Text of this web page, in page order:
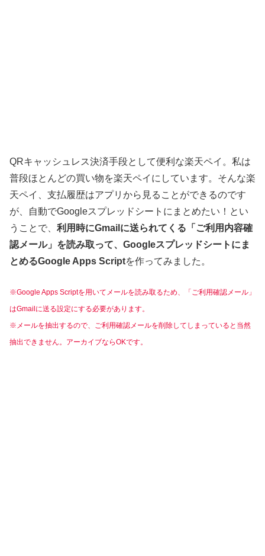
QRキャッシュレス決済手段として便利な楽天ペイ。私は
普段ほとんどの買い物を楽天ペイにしています。そんな楽
天ペイ、支払履歴はアプリから見ることができるのです
が、自動でGoogleスプレッドシートにまとめたい！とい
うことで、 利用時にGmailに送られてくる「ご利用内容確
認メール」を読み取って、Googleスプレッドシートにま
とめるGoogle Apps Scriptを作ってみました。
※Google Apps Scriptを用いてメールを読み取るため、「ご利用確認メール」
はGmailに送る設定にする必要があります。
※メールを抽出するので、ご利用確認メールを削除してしまっていると当然
抽出できません。アーカイブならOKです。